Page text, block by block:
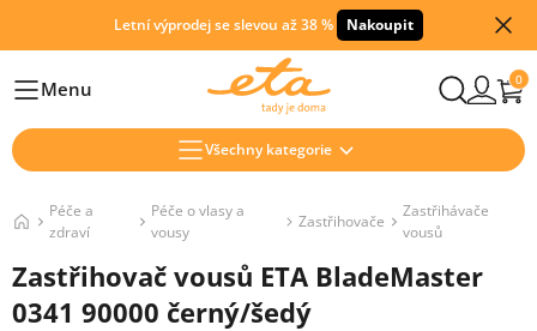
Letní výprodej se slevou až 38 % Nakoupit
HlavníMenu 0
Všechny kategorie
Péče a
zdraví
Péče o vlasy a
vousy
Zastřihovače
Zastřihávače
vousů
Zastřihovač vousů ETA BladeMaster
0341 90000 černý/šedý